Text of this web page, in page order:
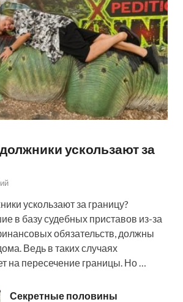
ускользают за
ускользают за границу?
в базу судебных приставов из-за
обязательств, должны
Ведь в таких случаях
на пересечение границы. Но …
Секретные половины